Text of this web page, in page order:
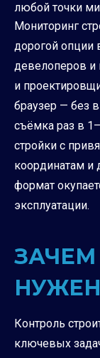
любой точки
Мониторинг
дорогой опции
девелоперов и
и
браузер — без
съёмка раз в
стройки с
координатам и
формат
эксплуатации.
ЗАЧЕМ
НУЖЕН
Контроль
ключевых